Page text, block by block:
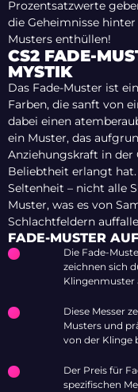
Prozentsatzwerte
die Geheimnisse
Musters enthüllen!
CS2 FADE-
MYSTIK
Das Fade-Muster ist
Farben, die sanft von
dabei einen
ein Muster, das
Anziehungskraft in
Beliebtheit erlangt hat.
Seltenheit – nicht alle
Muster, was es von
Schlachtfeldern
FADE-MUSTER
Die Fade-
zeichnen sich
Klingenmuster
Diese Messer
Musters und
von der Klinge
Der Preis für
spezifischen